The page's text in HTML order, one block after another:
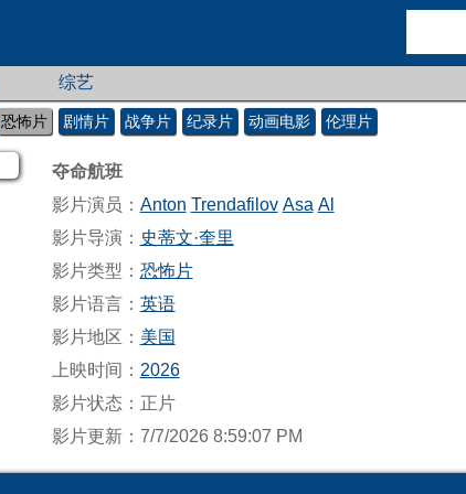
综艺
恐怖片 剧情片 战争片 纪录片 动画电影 伦理片
夺命航班
影片演员： Anton Trendafilov Asa Al
影片导演： 史蒂文·奎里
影片类型： 恐怖片
影片语言： 英语
影片地区： 美国
上映时间： 2026
影片状态：正片
影片更新：7/7/2026 8:59:07 PM